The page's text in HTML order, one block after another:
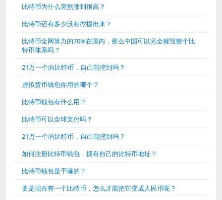
比特币为什么突然涨到很高？
比特币还有多少没有挖掘出来？
比特币全网算力的70%在国内，那么中国可以完全摧毁整个比
特币体系吗？
21万一个的比特币，自己能挖到吗？
虚拟货币钱包你用的哪个？
比特币钱包有什么用？
比特币可以全球支付吗？
21万一个的比特币，自己能挖到吗？
如何注册比特币钱包，拥有自己的比特币地址？
比特币钱包是干嘛的？
要是现在有一个比特币，怎么才能把它变成人民币呢？